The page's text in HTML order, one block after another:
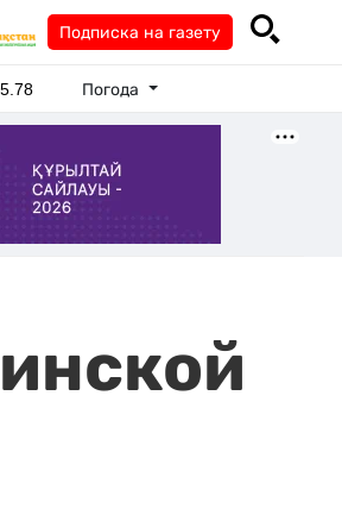
Подписка на газету
Погода